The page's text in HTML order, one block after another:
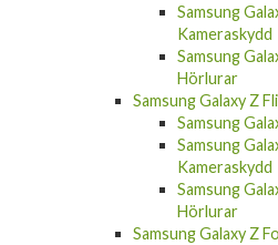
Kameraskydd
Samsung
Hörlurar
Samsung Galaxy Z
Samsung
Samsung
Kameraskydd
Samsung
Hörlurar
Samsung Galaxy Z
Samsung